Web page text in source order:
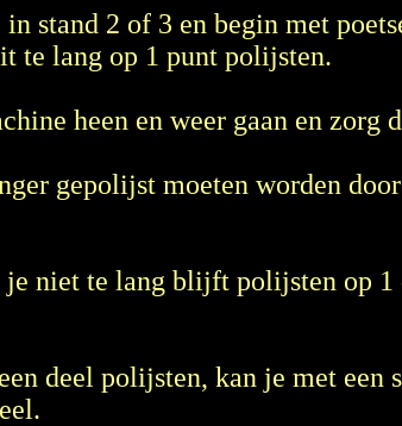
stand 2 of 3 en begin met
te lang op 1 punt polijsten.
heen en weer gaan en zorg
gepolijst moeten worden
niet te lang blijft polijsten op 1
deel polijsten, kan je met een